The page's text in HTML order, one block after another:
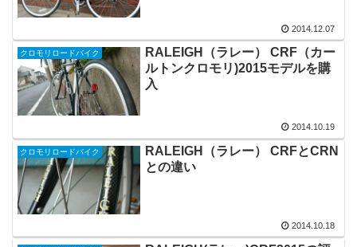
2014.12.07
クロモリロードバイク
RALEIGH（ラレー） CRF（カー
ルトンクロモリ)2015モデルを購
入
2014.10.19
クロモリロードバイク
RALEIGH（ラレー） CRFとCRN
との違い
2014.10.18